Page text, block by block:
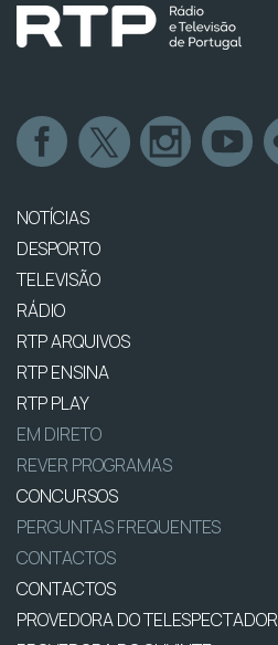
NOTÍCIAS
DESPORTO
TELEVISÃO
RÁDIO
RTP ARQUIVOS
RTP ENSINA
RTP PLAY
EM DIRETO
REVER PROGRAMAS
CONCURSOS
PERGUNTAS FREQUENTES
CONTACTOS
CONTACTOS
PROVEDORA DO TELESPECTADOR